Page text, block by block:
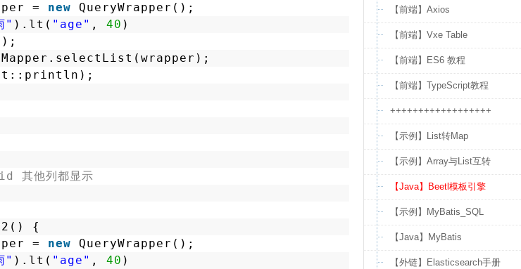
= new
QueryWrapper();
" ).lt( "age" , 40 )
);
其他列都显示
{
= new
QueryWrapper();
" ).lt( "age" , 40 )
【前端】Axios
【前端】Vxe Table
【前端】ES6 教程
【前端】TypeScript教程
++++++++++++++++++
【示例】List转Map
【示例】Array与List互转
【Java】Beetl模板引擎
【示例】MyBatis_SQL
【Java】MyBatis
【外链】Elasticsearch手册